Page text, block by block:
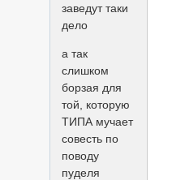
заведут таки
дело
а так
слишком
борзая для
той, которую
ТИПА мучает
совесть по
поводу
пуделя